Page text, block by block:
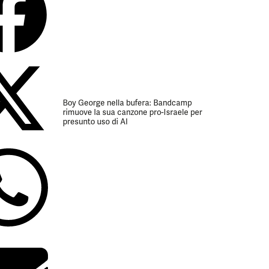
Boy George nella bufera: Bandcamp
rimuove la sua canzone pro-Israele per
presunto uso di AI